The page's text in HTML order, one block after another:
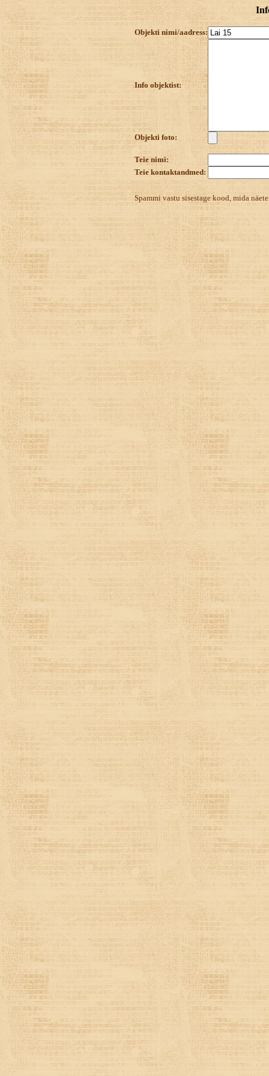
Objekti nimi/aadress:
Info objektist:
Objekti foto:
Teie nimi:
Teie kontaktandmed:
Spammi vastu sisestage kood, mida